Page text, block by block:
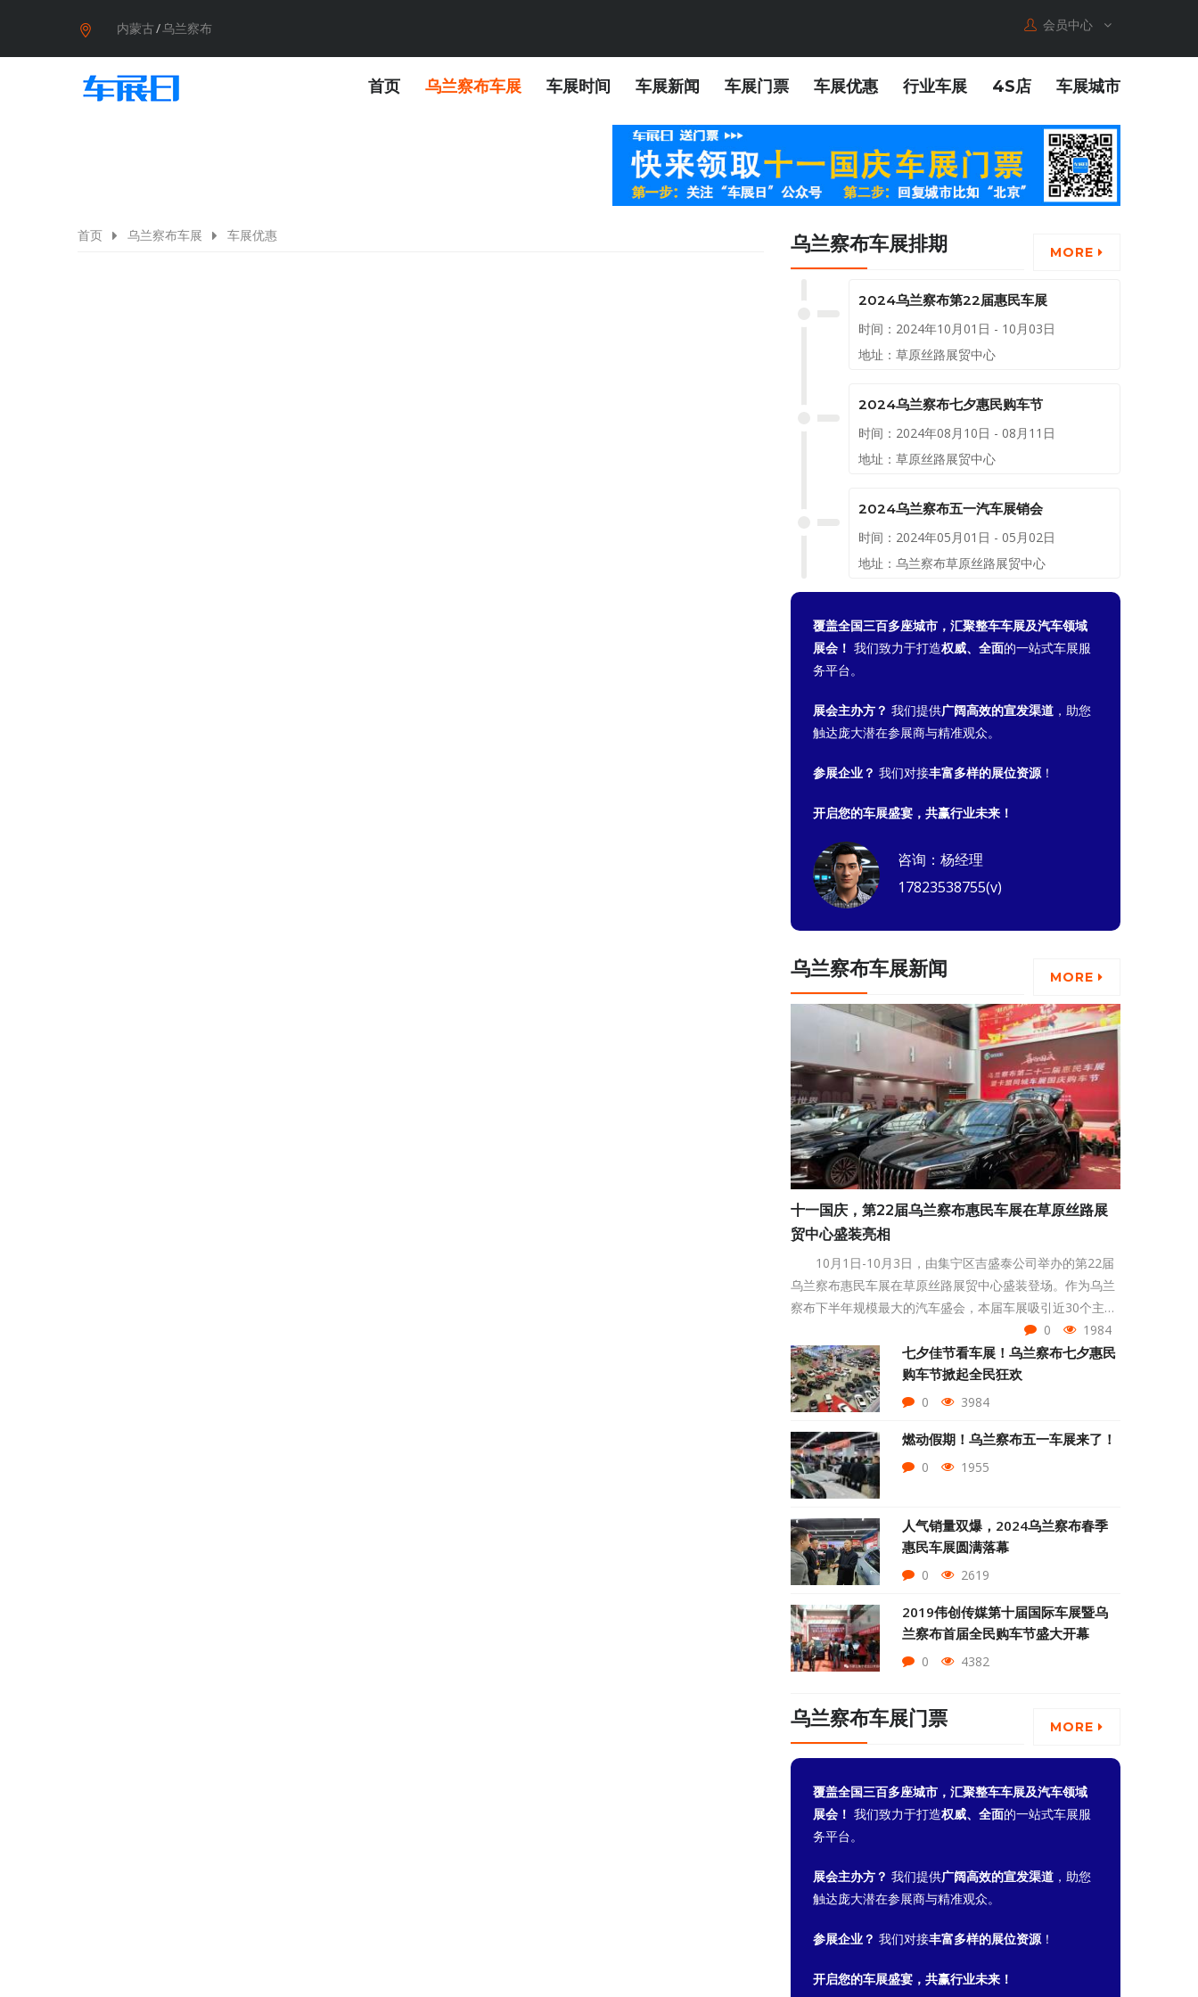
内蒙古/乌兰察布 会员中心
首页 乌兰察布车展 车展时间 车展新闻 车展门票 车展优惠 行业车展 4S店 车展城市
首页 乌兰察布车展 车展优惠 乌兰察布车展排期 MORE
2024乌兰察布第22届惠民车展
时间：2024年10月01日 - 10月03日
地址：草原丝路展贸中心
2024乌兰察布七夕惠民购车节
时间：2024年08月10日 - 08月11日
地址：草原丝路展贸中心
2024乌兰察布五一汽车展销会
时间：2024年05月01日 - 05月02日
地址：乌兰察布草原丝路展贸中心
覆盖全国三百多座城市，汇聚整车车展及汽车领域
展会！ 我们致力于打造权威、全面的一站式车展服
务平台。
展会主办方？ 我们提供广阔高效的宣发渠道 ，助您
触达庞大潜在参展商与精准观众。
参展企业？ 我们对接丰富多样的展位资源！
开启您的车展盛宴，共赢行业未来！
咨询：杨经理
17823538755(v)
乌兰察布车展新闻 MORE
十一国庆，第22届乌兰察布惠民车展在草原丝路展
贸中心盛装亮相
10月1日-10月3日，由集宁区吉盛泰公司举办的第22届
乌兰察布惠民车展在草原丝路展贸中心盛装登场。作为乌兰
察布下半年规模最大的汽车盛会，本届车展吸引近30个主流
汽车品牌参展，不仅汇聚了全球顶尖的技术与最新科技成
果，更巧妙地将现代科技与城市文化深度融合，为市民们打
造一个集赏车、购车、休闲、娱乐、体验于一体的汽车展
会。
0 1984
七夕佳节看车展！乌兰察布七夕惠民
购车节掀起全民狂欢
0 3984
燃动假期！乌兰察布五一车展来了！
0 1955
人气销量双爆，2024乌兰察布春季
惠民车展圆满落幕
0 2619
2019伟创传媒第十届国际车展暨乌
兰察布首届全民购车节盛大开幕
0 4382
乌兰察布车展门票 MORE
覆盖全国三百多座城市，汇聚整车车展及汽车领域
展会！ 我们致力于打造权威、全面的一站式车展服
务平台。
展会主办方？ 我们提供广阔高效的宣发渠道 ，助您
触达庞大潜在参展商与精准观众。
参展企业？ 我们对接丰富多样的展位资源！
开启您的车展盛宴，共赢行业未来！